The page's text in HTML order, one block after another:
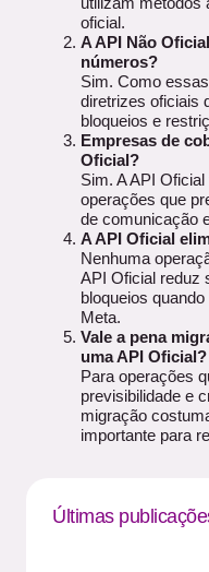
oficial.
A API Não
números?
Sim. Como
diretrizes oficiais
bloqueios e
Empresas de
Oficial?
Sim. A API
operações que
de comunicação
A API Oficial
Nenhuma
API Oficial reduz
bloqueios
Meta.
Vale a pena
uma API Oficial?
Para operações
previsibilidade e
migração
importante para
Últimas